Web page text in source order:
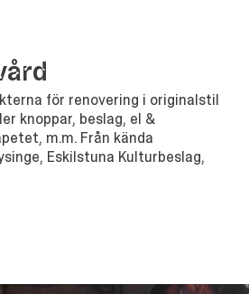
för renovering i originalstil
knoppar, beslag, el &
m.m. Från kända
Eskilstuna Kulturbeslag,